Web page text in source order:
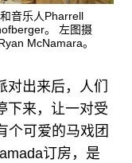
音乐人Pharrell
。 左图摄
McNamara。
出来后，人们
下来，让一对受
个可爱的马戏团
订房，是